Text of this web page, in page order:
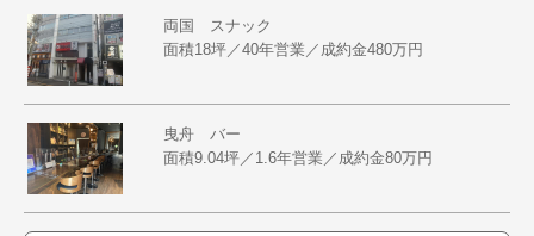
両国 スナック
面積18坪／40年営業／成約金480万円
曳舟 バー
面積9.04坪／1.6年営業／成約金80万円